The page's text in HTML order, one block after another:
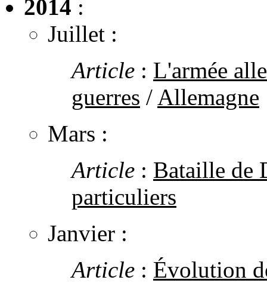
2014 :
Juillet :
Article : L'armée
guerres / Allemagne
Mars :
Article : Bataille de
particuliers
Janvier :
Article : Évolution